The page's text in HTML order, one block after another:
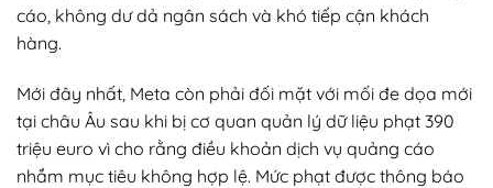
cáo, không dư dả ngân sách và khó tiếp cận khách
hàng.
Mới đây nhất, Meta còn phải đối mặt với mối đe dọa mới
tại châu Âu sau khi bị cơ quan quản lý dữ liệu phạt 390
triệu euro vì cho rằng điều khoản dịch vụ quảng cáo
nhắm mục tiêu không hợp lệ. Mức phạt được thông báo